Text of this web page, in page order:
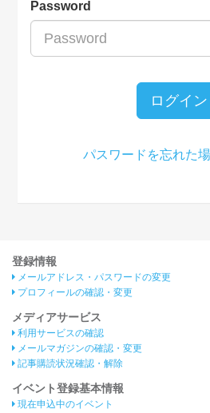
Password
ログイン
パスワードを忘れた
登録情報
メールアドレス・パスワードの変更
プロフィールの確認・変更
メディアサービス
利用サービスの確認
メールマガジンの確認・変更
記事購読状況確認・解除
イベント登録基本情報
現在申込中のイベント